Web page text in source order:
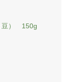
豆） 150g